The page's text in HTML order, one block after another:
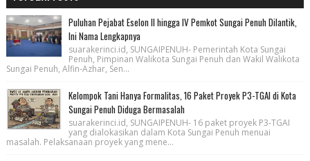
Puluhan Pejabat Eselon II hingga IV Pemkot Sungai Penuh Dilantik,
Ini Nama Lengkapnya
suarakerinci.id, SUNGAIPENUH- Pemerintah Kota Sungai
Penuh, Pimpinan Walikota Sungai Penuh dan Wakil Walikota
Sungai Penuh, Alfin-Azhar, Sen...
Kelompok Tani Hanya Formalitas, 16 Paket Proyek P3-TGAI di Kota
Sungai Penuh Diduga Bermasalah
suarakerinci.id, SUNGAIPENUH- 16 paket proyek P3-TGAI
yang dialokasikan dalam Kota Sungai Penuh menuai
masalah. Pelaksanaan proyek yang mene...